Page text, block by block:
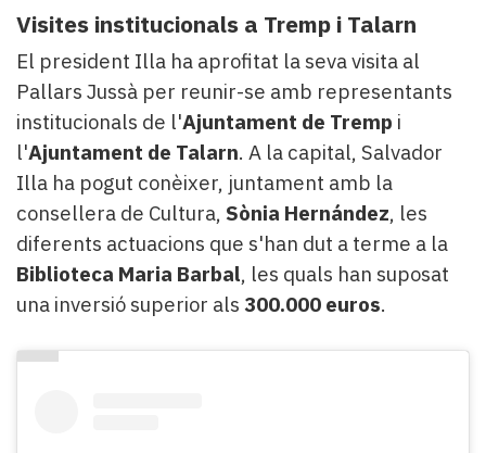
Visites institucionals a Tremp i Talarn
El president Illa ha aprofitat la seva visita al
Pallars Jussà per reunir-se amb representants
institucionals de l'Ajuntament de Tremp i
l'Ajuntament de Talarn. A la capital, Salvador
Illa ha pogut conèixer, juntament amb la
consellera de Cultura, Sònia Hernández, les
diferents actuacions que s'han dut a terme a la
Biblioteca Maria Barbal, les quals han suposat
una inversió superior als 300.000 euros.